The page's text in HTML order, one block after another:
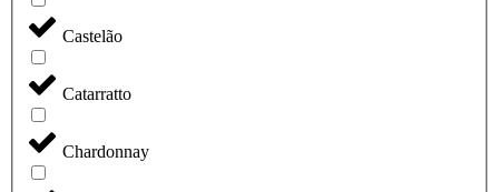
Castelão
Catarratto
Chardonnay